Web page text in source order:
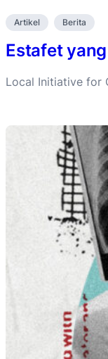
Artikel Berita
Estafet
Local Initiative for